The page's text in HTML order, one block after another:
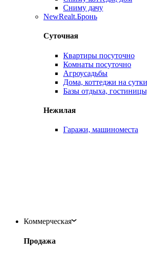
Сниму дачу
NewRealt.Бронь
Суточная
Квартиры посуточно
Комнаты посуточно
Агроусадьбы
Дома, коттеджи на сутки
Базы отдыха,
Нежилая
Гаражи, машиноместа
Коммерческая
Продажа